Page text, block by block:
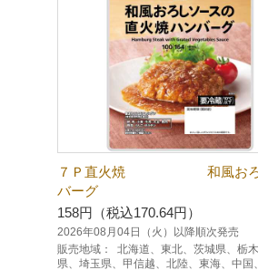
７Ｐ直火焼 和風おろ
バーグ
158円（税込170.64円）
2026年08月04日（火）以降順次発売
販売地域：
北海道、東北、茨城県、栃
県、埼玉県、甲信越、北陸、東海、中国